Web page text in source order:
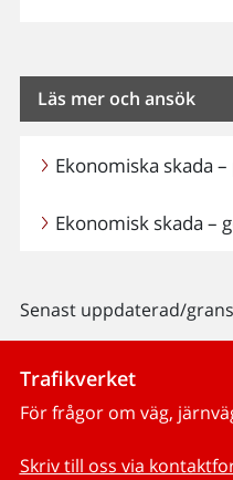
Läs mer och ansök
Ekonomiska skada
Ekonomisk skada –
Senast uppdaterad/
Trafikverket
För frågor om väg,
Skriv till oss via